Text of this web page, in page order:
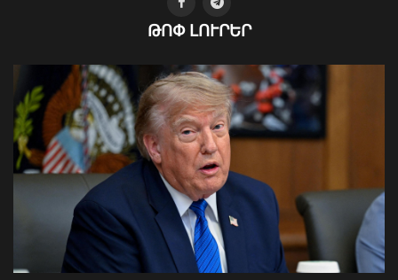
Երթևեկության կազմակերպման
փոփոխություն՝ Երևանի Սայաթ-
Նովայի պողոտայում
07 Օգոստոս, 2026 20:32
Ի՞նչ ուղերձ էր ոտքի չկանգնելը.
Աղաջանյանը` ընդդիմությանը
ԹՈՓ ԼՈՒՐԵՐ